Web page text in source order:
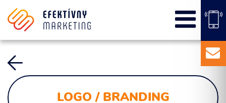
LOGO / BRANDING
PPC kampane
Správa sociálnych sietí
Content Marketing